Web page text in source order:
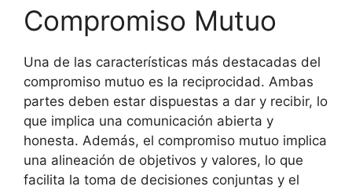
Compromiso Mutuo
Una de las características más destacadas del
compromiso mutuo es la reciprocidad. Ambas
partes deben estar dispuestas a dar y recibir, lo
que implica una comunicación abierta y
honesta. Además, el compromiso mutuo implica
una alineación de objetivos y valores, lo que
facilita la toma de decisiones conjuntas y el